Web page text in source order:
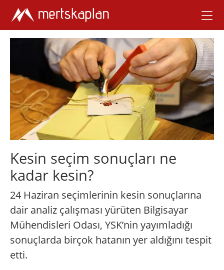
Kesin seçim sonuçları ne
kadar kesin?
24 Haziran seçimlerinin kesin sonuçlarına
dair analiz çalışması yürüten Bilgisayar
Mühendisleri Odası, YSK’nin yayımladığı
sonuçlarda birçok hatanın yer aldığını tespit
etti.